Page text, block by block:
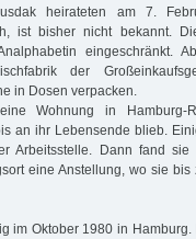
heirateten am 7.
ist bisher nicht bekannt.
eingeschränkt.
der
in Dosen verpacken.
Wohnung in Hamburg-
an ihr Lebensende blieb.
Arbeitsstelle. Dann fand
eine Anstellung, wo sie
im Oktober 1980 in